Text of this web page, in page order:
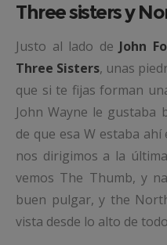
Three sisters y
Justo al lado deJohn
Three Sisters, unas
que si te fijas forman
John Wayne le gustaba
de que esa W estaba
nos dirigimos a la
vemos The Thumb, y
buen pulgar, y the
vista desde lo alto de